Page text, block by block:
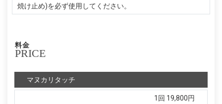
焼け止め)を必ず使用してください。
料金
PRICE
マヌカリタッチ
1回 19,800円